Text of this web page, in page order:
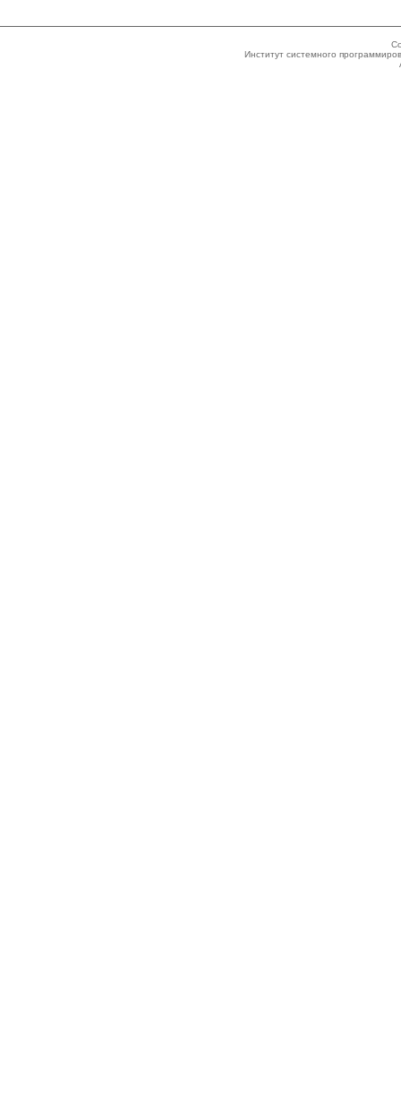
Институт системного